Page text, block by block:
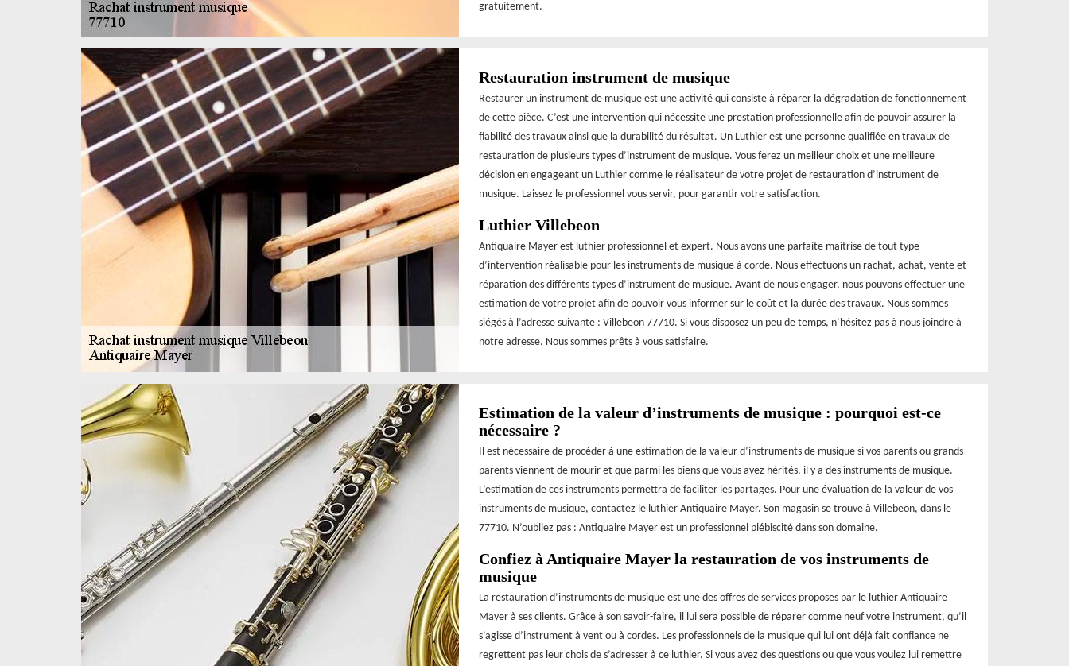
gratuitement.
Restauration instrument de musique
Restaurer un instrument de musique est une activité qui consiste à réparer la dégradation de fonctionnement
de cette pièce. C’est une intervention qui nécessite une prestation professionnelle afin de pouvoir assurer la
fiabilité des travaux ainsi que la durabilité du résultat. Un Luthier est une personne qualifiée en travaux de
restauration de plusieurs types d’instrument de musique. Vous ferez un meilleur choix et une meilleure
décision en engageant un Luthier comme le réalisateur de votre projet de restauration d’instrument de
musique. Laissez le professionnel vous servir, pour garantir votre satisfaction.
Luthier Villebeon
Antiquaire Mayer est luthier professionnel et expert. Nous avons une parfaite maitrise de tout type
d’intervention réalisable pour les instruments de musique à corde. Nous effectuons un rachat, achat, vente et
réparation des différents types d’instrument de musique. Avant de nous engager, nous pouvons effectuer une
estimation de votre projet afin de pouvoir vous informer sur le coût et la durée des travaux. Nous sommes
siégés à l’adresse suivante : Villebeon 77710. Si vous disposez un peu de temps, n’hésitez pas à nous joindre à
notre adresse. Nous sommes prêts à vous satisfaire.
Estimation de la valeur d’instruments de musique : pourquoi est-ce
nécessaire ?
Il est nécessaire de procéder à une estimation de la valeur d’instruments de musique si vos parents ou grands-
parents viennent de mourir et que parmi les biens que vous avez hérités, il y a des instruments de musique.
L’estimation de ces instruments permettra de faciliter les partages. Pour une évaluation de la valeur de vos
instruments de musique, contactez le luthier Antiquaire Mayer. Son magasin se trouve à Villebeon, dans le
77710. N’oubliez pas : Antiquaire Mayer est un professionnel plébiscité dans son domaine.
Confiez à Antiquaire Mayer la restauration de vos instruments de
musique
La restauration d’instruments de musique est une des offres de services proposes par le luthier Antiquaire
Mayer à ses clients. Grâce à son savoir-faire, il lui sera possible de réparer comme neuf votre instrument, qu’il
s’agisse d’instrument à vent ou à cordes. Les professionnels de la musique qui lui ont déjà fait confiance ne
regrettent pas leur chois de s’adresser à ce luthier. Si vous avez des questions ou que vous voulez lui remettre